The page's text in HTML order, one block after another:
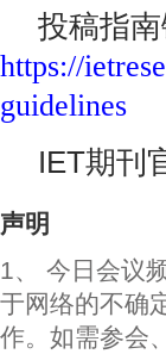
投稿指南
https://
guidelines
IET期刊
声明
1、 今日会议
于网络的不确
作。如需参会